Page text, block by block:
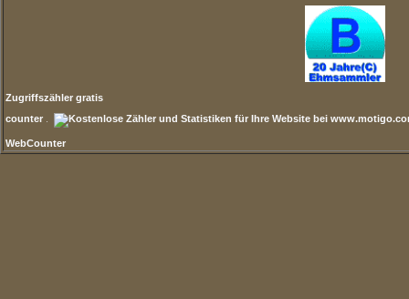
Zugriffszähler gratis
counter
WebCounter